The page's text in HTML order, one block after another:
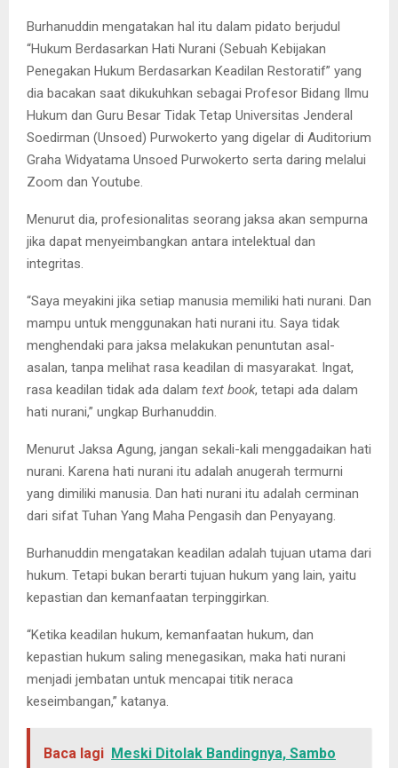
Burhanuddin mengatakan hal itu dalam pidato berjudul
“Hukum Berdasarkan Hati Nurani (Sebuah Kebijakan
Penegakan Hukum Berdasarkan Keadilan Restoratif” yang
dia bacakan saat dikukuhkan sebagai Profesor Bidang Ilmu
Hukum dan Guru Besar Tidak Tetap Universitas Jenderal
Soedirman (Unsoed) Purwokerto yang digelar di Auditorium
Graha Widyatama Unsoed Purwokerto serta daring melalui
Zoom dan Youtube.
Menurut dia, profesionalitas seorang jaksa akan sempurna
jika dapat menyeimbangkan antara intelektual dan
integritas.
“Saya meyakini jika setiap manusia memiliki hati nurani. Dan
mampu untuk menggunakan hati nurani itu. Saya tidak
menghendaki para jaksa melakukan penuntutan asal-
asalan, tanpa melihat rasa keadilan di masyarakat. Ingat,
rasa keadilan tidak ada dalam text book, tetapi ada dalam
hati nurani,” ungkap Burhanuddin.
Menurut Jaksa Agung, jangan sekali-kali menggadaikan hati
nurani. Karena hati nurani itu adalah anugerah termurni
yang dimiliki manusia. Dan hati nurani itu adalah cerminan
dari sifat Tuhan Yang Maha Pengasih dan Penyayang.
Burhanuddin mengatakan keadilan adalah tujuan utama dari
hukum. Tetapi bukan berarti tujuan hukum yang lain, yaitu
kepastian dan kemanfaatan terpinggirkan.
“Ketika keadilan hukum, kemanfaatan hukum, dan
kepastian hukum saling menegasikan, maka hati nurani
menjadi jembatan untuk mencapai titik neraca
keseimbangan,” katanya.
Baca lagi Meski Ditolak Bandingnya, Sambo